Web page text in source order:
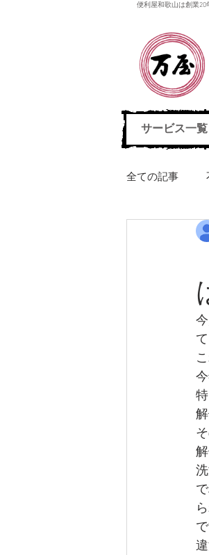
便利屋和歌山は創業
サービス一覧
全ての記事
引っ越し
エレクト
動物死骸